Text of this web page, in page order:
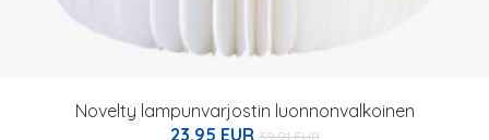
Novelty lampunvarjostin luonnonvalkoinen
23.95 EUR 39.91 EUR